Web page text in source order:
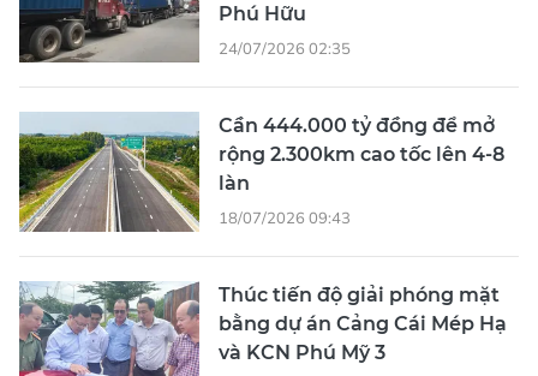
Phú Hữu
24/07/2026 02:35
Cần 444.000 tỷ đồng để mở
rộng 2.300km cao tốc lên 4-8
làn
18/07/2026 09:43
Thúc tiến độ giải phóng mặt
bằng dự án Cảng Cái Mép Hạ
và KCN Phú Mỹ 3